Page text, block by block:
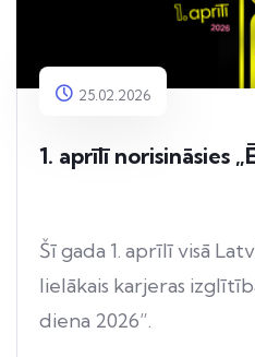
25.02.2026
1. aprīlī norisināsies
Šī gada 1. aprīlī visā
lielākais karjeras
diena 2026”.